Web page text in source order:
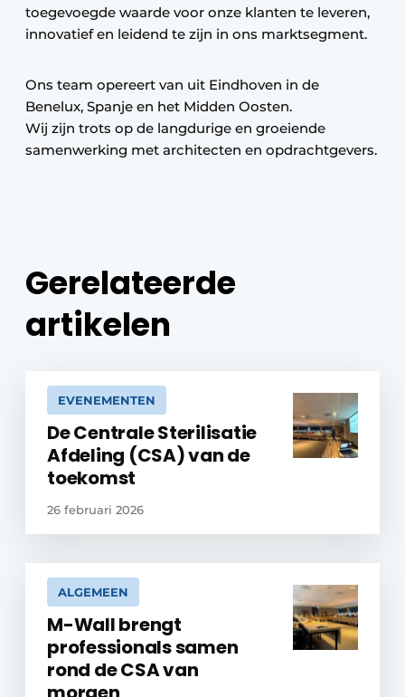
toegevoegde waarde voor onze klanten te leveren,
innovatief en leidend te zijn in ons marktsegment.
Ons team opereert van uit Eindhoven in de
Benelux, Spanje en het Midden Oosten.
Wij zijn trots op de langdurige en groeiende
samenwerking met architecten en opdrachtgevers.
Gerelateerde
artikelen
EVENEMENTEN
De Centrale Sterilisatie
Afdeling (CSA) van de
toekomst
26 februari 2026
ALGEMEEN
M-Wall brengt
professionals samen
rond de CSA van